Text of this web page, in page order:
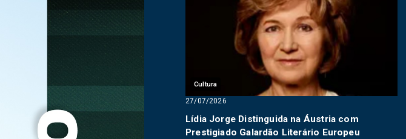
Cultura
27/07/2026
Lídia Jorge Distinguida na Áustria com
Prestigiado Galardão Literário Europeu